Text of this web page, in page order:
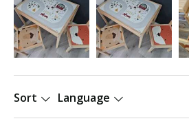
Sort Language